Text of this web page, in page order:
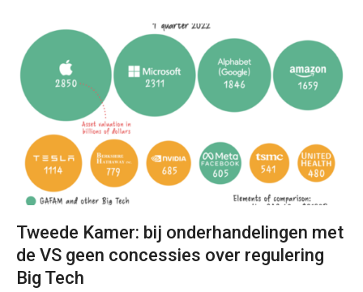
Tweede Kamer: bij onderhandelingen met
de VS geen concessies over regulering
Big Tech